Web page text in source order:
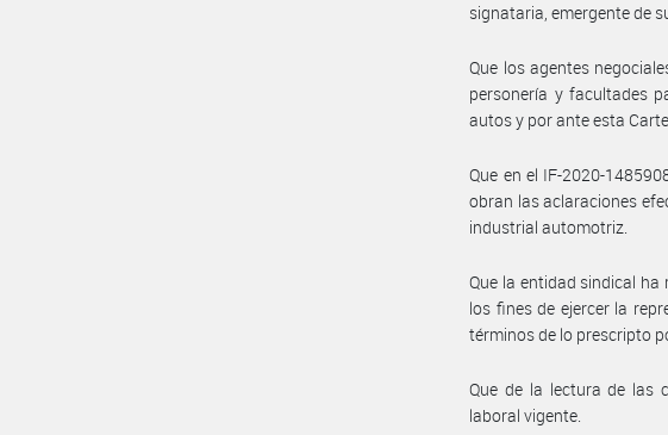
signataria, emergente de
Que los agentes
personería y facultades
autos y por ante esta
Que en el IF-2020-
obran las aclaraciones
industrial automotriz.
Que la entidad sindical
los fines de ejercer la
términos de lo prescripto
Que de la lectura de las
laboral vigente.